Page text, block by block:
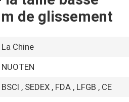
de glissement
La Chine
NUOTEN
BSCI , SEDEX , FDA , LFGB , CE